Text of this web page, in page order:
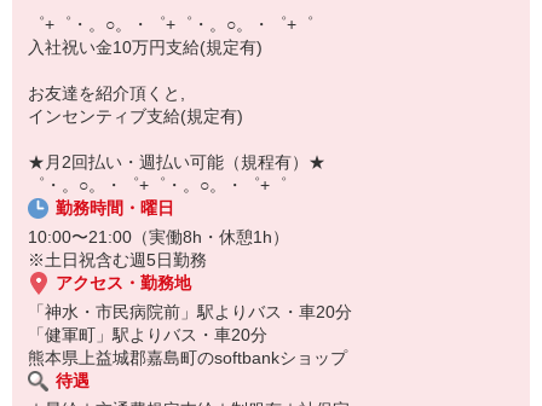
短期・期間限定・オープニング・官公庁案件
上場/優良/大手企業など
【スマホ面接実施中】
￣￣￣￣￣￣￣￣￣
自宅に居ながらスマホでカンタン面接OK！
オンライン面談なのでスピード対応。
即日登録もOK♪
気になった方はお気軽にご相談ください！
゜+゜・。○。・゜+゜・。○。・゜+゜
入社祝い金10万円支給(規定有)
お友達を紹介頂くと,
インセンティブ支給(規定有)
★月2回払い・週払い可能（規程有）★
゜・。○。・゜+゜・。○。・゜+゜
勤務時間・曜日
10:00〜21:00（実働8h・休憩1h）
※土日祝含む週5日勤務
アクセス・勤務地
「神水・市民病院前」駅よりバス・車20分
「健軍町」駅よりバス・車20分
熊本県上益城郡嘉島町のsoftbankショップ
待遇